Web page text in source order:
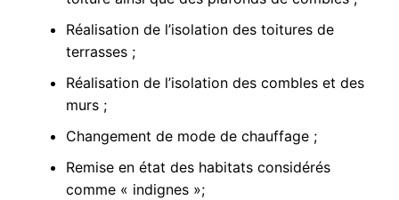
Réalisation de l’isolation des toitures de
terrasses ;
Réalisation de l’isolation des combles et des
murs ;
Changement de mode de chauffage ;
Remise en état des habitats considérés
comme « indignes »;